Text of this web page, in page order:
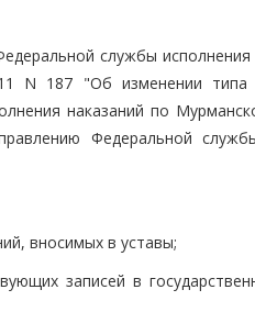
службы исполнения
N 187 "Об изменении типа
наказаний по
Федеральной
вносимых в уставы;
записей в